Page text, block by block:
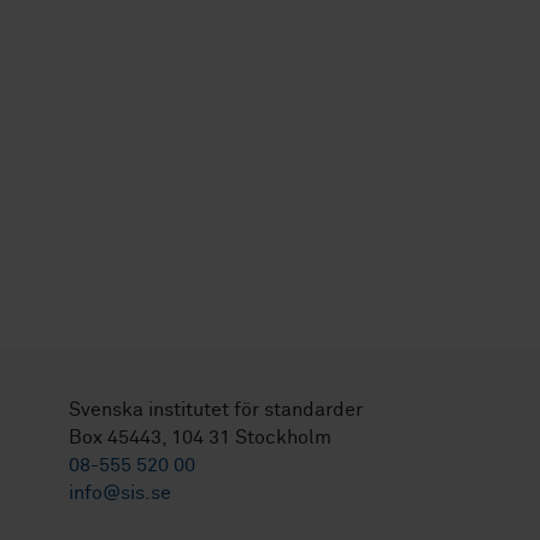
Svenska institutet för standarder
Box 45443, 104 31 Stockholm
08-555 520 00
info@sis.se